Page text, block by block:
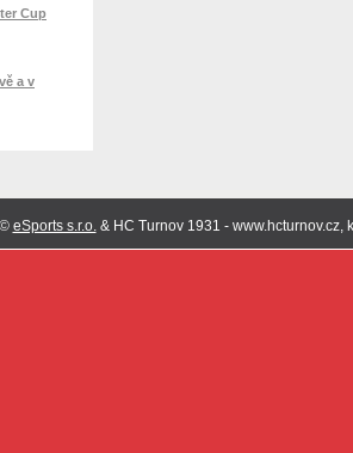
Cup
a v
© eSports s.r.o.& HC Turnov 1931 -